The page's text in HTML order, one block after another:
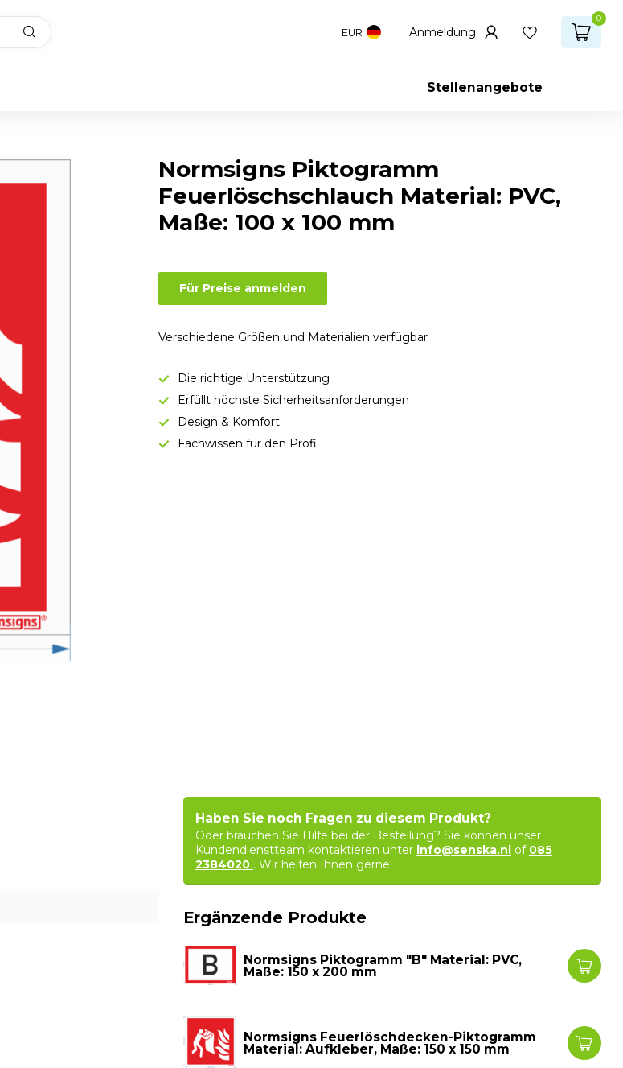
EUR Anmeldung
0
Stellenangebote
Normsigns Piktogramm
Feuerlöschschlauch Material: PVC,
Maße: 100 x 100 mm
Für Preise anmelden
Verschiedene Größen und Materialien verfügbar
Die richtige Unterstützung
Erfüllt höchste Sicherheitsanforderungen
Design & Komfort
Fachwissen für den Profi
Haben Sie noch Fragen zu diesem Produkt?
Oder brauchen Sie Hilfe bei der Bestellung? Sie können unser
Kundendienstteam kontaktieren unter info@senska.nl of 085
2384020 . Wir helfen Ihnen gerne!
Ergänzende Produkte
Normsigns Piktogramm "B" Material: PVC,
Maße: 150 x 200 mm
Normsigns Feuerlöschdecken-Piktogramm
Material: Aufkleber, Maße: 150 x 150 mm